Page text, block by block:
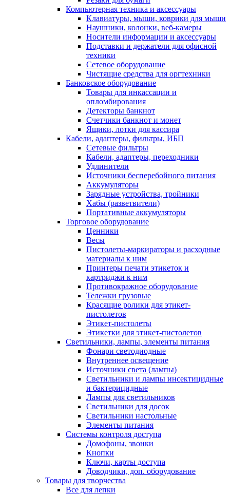
Компьютерная техника и аксессуары
Клавиатуры, мыши, коврики для мыши
Наушники, колонки, веб-камеры
Носители информации и аксессуары
Подставки и держатели для офисной
техники
Сетевое оборудование
Чистящие средства для оргтехники
Банковское оборудование
Товары для инкассации и
опломбирования
Детекторы банкнот
Счетчики банкнот и монет
Ящики, лотки для кассира
Кабели, адаптеры, фильтры, ИБП
Сетевые фильтры
Кабели, адаптеры, переходники
Удлинители
Источники бесперебойного питания
Аккумуляторы
Зарядные устройства, тройники
Хабы (разветвители)
Портативные аккумуляторы
Торговое оборудование
Ценники
Весы
Пистолеты-маркираторы и расходные
материалы к ним
Принтеры печати этикеток и
картриджи к ним
Противокражное оборудование
Тележки грузовые
Красящие ролики для этикет-
пистолетов
Этикет-пистолеты
Этикетки для этикет-пистолетов
Светильники, лампы, элементы питания
Фонари светодиодные
Внутреннее освещение
Источники света (лампы)
Светильники и лампы инсектицидные
и бактерицидные
Лампы для светильников
Светильники для досок
Светильники настольные
Элементы питания
Системы контроля доступа
Домофоны, звонки
Кнопки
Ключи, карты доступа
Доводчики, доп. оборудование
Товары для творчества
Все для лепки